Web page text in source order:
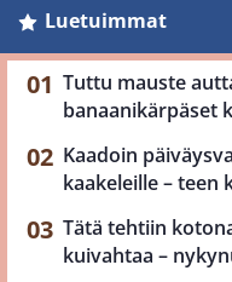
Luetuimmat
Tuttu mauste
banaanikärpäset
Kaadoin
kaakeleille – teen
Tätä tehtiin
kuivahtaa –